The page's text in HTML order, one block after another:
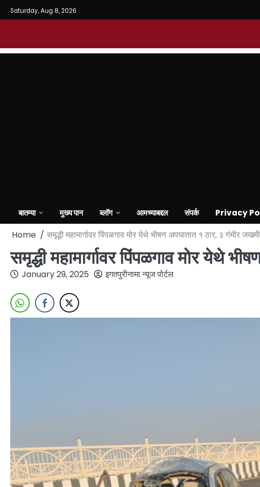
Saturday, Aug 8, 2026
बातम्या मुख्य पान ब्लॉग आमच्याबद्दल संपर्क Privacy
Home समृद्धी महामार्गावर पिंपळगाव मोर येथे भीषण अपघातात १ ठार, ३ गंभीर जखमी
समृद्धी महामार्गावर पिंपळगाव मोर येथे
January 29, 2025 इगतपुरीनामा न्यूज पोर्टल